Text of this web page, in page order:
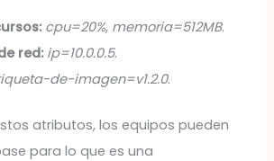
cpu=20%, memoria=512MB.
red: ip=10.0.0.5.
de-imagen=v1.2.0.
atributos, los equipos pueden
para lo que es una